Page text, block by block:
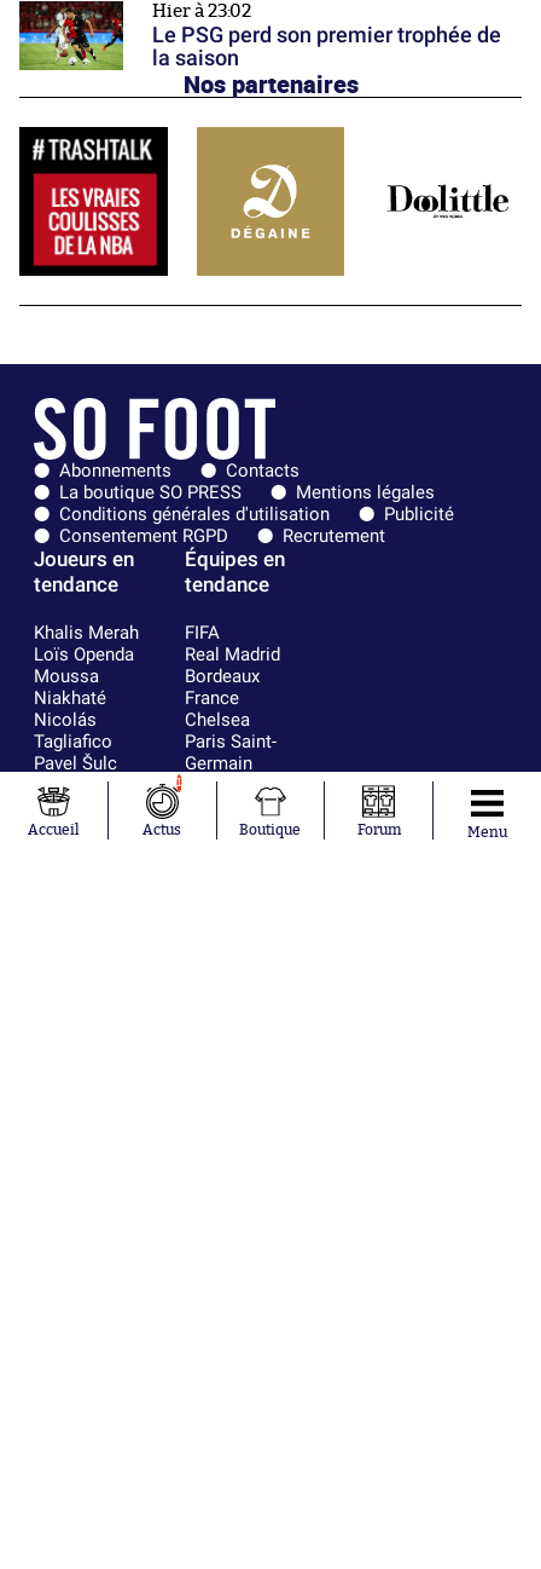
Hier à 23:02
Le PSG perd son premier trophée de
la saison
Nos partenaires
Abonnements
Contacts
La boutique SO PRESS
Mentions légales
Conditions générales d'utilisation
Publicité
Consentement RGPD
Recrutement
Joueurs en
tendance
Khalis Merah
Loïs Openda
Moussa
Niakhaté
Nicolás
Tagliafico
Pavel Šulc
Gauthier Hein
Lionel Messi
Gonzalo
Équipes en
tendance
FIFA
Real Madrid
Bordeaux
France
Chelsea
Paris Saint-
Germain
Olympique
AC Milan
Accueil
1
Actus Boutique Forum Menu